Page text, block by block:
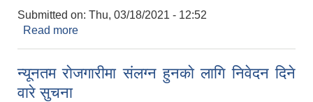
Submitted on: Thu, 03/18/2021 - 12:52
Read more
न्यूनतम राेजगारीमा संलग्न हुनकाे लागि निवेदन दिने
वारे सुचना